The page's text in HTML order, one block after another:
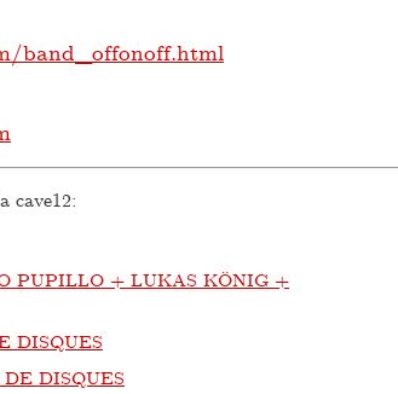
band_offonoff.html
cave12:
PUPILLO + LUKAS KÖNIG +
DISQUES
DISQUES